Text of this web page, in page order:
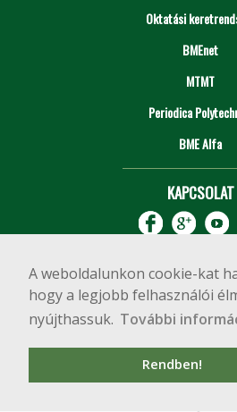
A weboldalunkon cookie-kat
hogy a legjobb felhasználói
nyújthassuk. További
Rendben!
Oktatási
BMEnet
MTMT
Periodica
BME Alfa
KAPCSOLAT
Copyright © 2020 BME
1111 Budapest,